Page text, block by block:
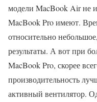
модели MacBook Air не
MacBook Pro имеют.
относительно
результаты. А вот при
MacBook Pro, скорее
производительность
активный вентилятор.